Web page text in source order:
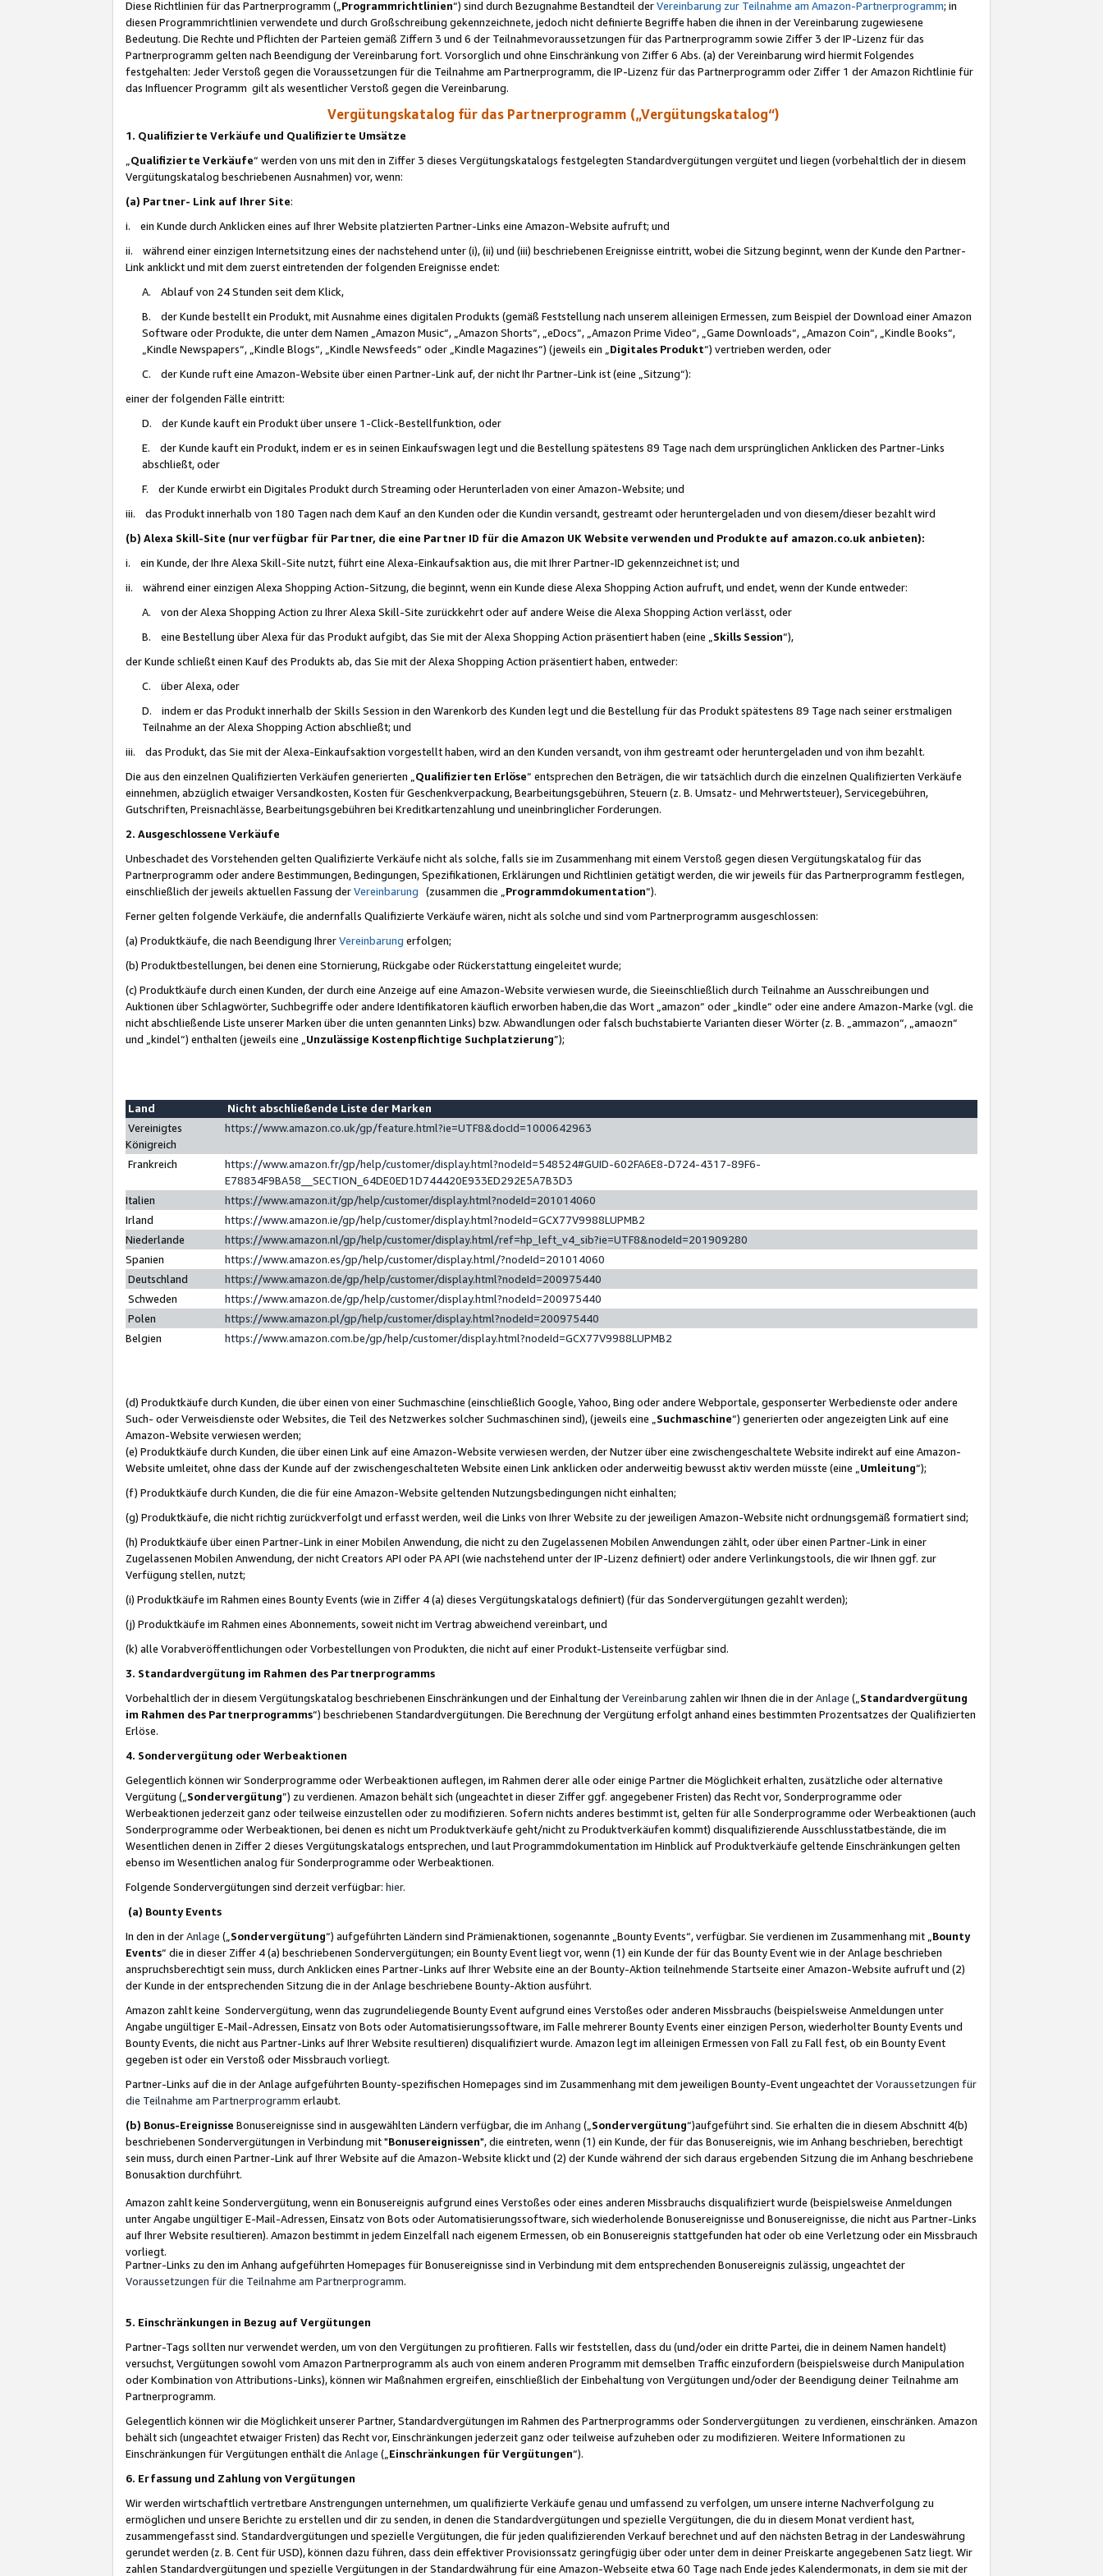
Diese Richtlinien für das Partnerprogramm („Programmrichtlinien“) sind durch Bezugnahme Bestandteil derVereinbarung zur Teilnahme am Amazon-Partnerprogramm; in
diesen Programmrichtlinien verwendete und durch Großschreibung gekennzeichnete, jedoch nicht definierte Begriffe haben die ihnen in der Vereinbarung zugewiesene
Bedeutung. Die Rechte und Pflichten der Parteien gemäß Ziffern 3 und 6 der Teilnahmevoraussetzungen für das Partnerprogramm sowie Ziffer 3 der IP-Lizenz für das
Partnerprogramm gelten nach Beendigung der Vereinbarung fort. Vorsorglich und ohne Einschränkung von Ziffer 6 Abs. (a) der Vereinbarung wird hiermit Folgendes
festgehalten: Jeder Verstoß gegen die Voraussetzungen für die Teilnahme am Partnerprogramm, die IP-Lizenz für das Partnerprogramm oder Ziffer 1 der Amazon Richtlinie für
das Influencer Programm gilt als wesentlicher Verstoß gegen die Vereinbarung.
Vergütungskatalog für das Partnerprogramm („Vergütungskatalog“)
1. Qualifizierte Verkäufe und Qualifizierte Umsätze
Qualifizierte Verkäufe“ werden von uns mit den in Ziffer 3 dieses Vergütungskatalogs festgelegten Standardvergütungen vergütet und liegen (vorbehaltlich der in diesem
Vergütungskatalog beschriebenen Ausnahmen) vor, wenn:
(a) Partner- Link auf Ihrer Site:
i. ein Kunde durch Anklicken eines auf Ihrer Website platzierten Partner-Links eine Amazon-Website aufruft; und
ii. während einer einzigen Internetsitzung eines der nachstehend unter (i), (ii) und (iii) beschriebenen Ereignisse eintritt, wobei die Sitzung beginnt, wenn der Kunde den Partner-
Link anklickt und mit dem zuerst eintretenden der folgenden Ereignisse endet:
A. Ablauf von 24 Stunden seit dem Klick,
B. der Kunde bestellt ein Produkt, mit Ausnahme eines digitalen Produkts (gemäß Feststellung nach unserem alleinigen Ermessen, zum Beispiel der Download einer Amazon
Software oder Produkte, die unter dem Namen „Amazon Music“, „Amazon Shorts“, „eDocs“, „Amazon Prime Video“, „Game Downloads“, „Amazon Coin“, „Kindle Books“,
„Kindle Newspapers“, „Kindle Blogs“, „Kindle Newsfeeds“ oder „Kindle Magazines“) (jeweils ein „ Digitales Produkt“) vertrieben werden, oder
C. der Kunde ruft eine Amazon-Website über einen Partner-Link auf, der nicht Ihr Partner-Link ist (eine „Sitzung“):
einer der folgenden Fälle eintritt:
D. der Kunde kauft ein Produkt über unsere 1-Click-Bestellfunktion, oder
E. der Kunde kauft ein Produkt, indem er es in seinen Einkaufswagen legt und die Bestellung spätestens 89 Tage nach dem ursprünglichen Anklicken des Partner-Links
abschließt, oder
F. der Kunde erwirbt ein Digitales Produkt durch Streaming oder Herunterladen von einer Amazon-Website; und
iii. das Produkt innerhalb von 180 Tagen nach dem Kauf an den Kunden oder die Kundin versandt, gestreamt oder heruntergeladen und von diesem/dieser bezahlt wird
(b) Alexa Skill-Site (nur verfügbar für Partner, die eine Partner ID für die Amazon UK Website verwenden und Produkte auf amazon.co.uk anbieten):
i. ein Kunde, der Ihre Alexa Skill-Site nutzt, führt eine Alexa-Einkaufsaktion aus, die mit Ihrer Partner-ID gekennzeichnet ist; und
ii. während einer einzigen Alexa Shopping Action-Sitzung, die beginnt, wenn ein Kunde diese Alexa Shopping Action aufruft, und endet, wenn der Kunde entweder:
A. von der Alexa Shopping Action zu Ihrer Alexa Skill-Site zurückkehrt oder auf andere Weise die Alexa Shopping Action verlässt, oder
B. eine Bestellung über Alexa für das Produkt aufgibt, das Sie mit der Alexa Shopping Action präsentiert haben (eine „ Skills Session“),
der Kunde schließt einen Kauf des Produkts ab, das Sie mit der Alexa Shopping Action präsentiert haben, entweder:
C. über Alexa, oder
D. indem er das Produkt innerhalb der Skills Session in den Warenkorb des Kunden legt und die Bestellung für das Produkt spätestens 89 Tage nach seiner erstmaligen
Teilnahme an der Alexa Shopping Action abschließt; und
iii. das Produkt, das Sie mit der Alexa-Einkaufsaktion vorgestellt haben, wird an den Kunden versandt, von ihm gestreamt oder heruntergeladen und von ihm bezahlt.
Die aus den einzelnen Qualifizierten Verkäufen generierten „ Qualifizierten Erlöse“ entsprechen den Beträgen, die wir tatsächlich durch die einzelnen Qualifizierten Verkäufe
einnehmen, abzüglich etwaiger Versandkosten, Kosten für Geschenkverpackung, Bearbeitungsgebühren, Steuern (z. B. Umsatz- und Mehrwertsteuer), Servicegebühren,
Gutschriften, Preisnachlässe, Bearbeitungsgebühren bei Kreditkartenzahlung und uneinbringlicher Forderungen.
2. Ausgeschlossene Verkäufe
Unbeschadet des Vorstehenden gelten Qualifizierte Verkäufe nicht als solche, falls sie im Zusammenhang mit einem Verstoß gegen diesen Vergütungskatalog für das
Partnerprogramm oder andere Bestimmungen, Bedingungen, Spezifikationen, Erklärungen und Richtlinien getätigt werden, die wir jeweils für das Partnerprogramm festlegen,
einschließlich der jeweils aktuellen Fassung derVereinbarung (zusammen die „ Programmdokumentation“).
Ferner gelten folgende Verkäufe, die andernfalls Qualifizierte Verkäufe wären, nicht als solche und sind vom Partnerprogramm ausgeschlossen:
(a) Produktkäufe, die nach Beendigung IhrerVereinbarung erfolgen;
(b) Produktbestellungen, bei denen eine Stornierung, Rückgabe oder Rückerstattung eingeleitet wurde;
(c) Produktkäufe durch einen Kunden, der durch eine Anzeige auf eine Amazon-Website verwiesen wurde, die Sieeinschließlich durch Teilnahme an Ausschreibungen und
Auktionen über Schlagwörter, Suchbegriffe oder andere Identifikatoren käuflich erworben haben,die das Wort „amazon“ oder „kindle“ oder eine andere Amazon-Marke (vgl. die
nicht abschließende Liste unserer Marken über die unten genannten Links) bzw. Abwandlungen oder falsch buchstabierte Varianten dieser Wörter (z. B. „ammazon“, „amaozn“
und „kindel“) enthalten (jeweils eine „ Unzulässige Kostenpflichtige Suchplatzierung”);
Land
Nicht abschließende Liste der Marken
Vereinigtes
Königreich
https://www.amazon.co.uk/gp/feature.html?ie=UTF8&docId=1000642963
Frankreich
https://www.amazon.fr/gp/help/customer/display.html?nodeId=548524#GUID-602FA6E8-D724-4317-89F6-
E78834F9BA58__SECTION_64DE0ED1D744420E933ED292E5A7B3D3
Italien
https://www.amazon.it/gp/help/customer/display.html?nodeId=201014060
Irland
https://www.amazon.ie/gp/help/customer/display.html?nodeId=GCX77V9988LUPMB2
Niederlande
https://www.amazon.nl/gp/help/customer/display.html/ref=hp_left_v4_sib?ie=UTF8&nodeId=201909280
Spanien
https://www.amazon.es/gp/help/customer/display.html/?nodeId=201014060
Deutschland
https://www.amazon.de/gp/help/customer/display.html?nodeId=200975440
Schweden
https://www.amazon.de/gp/help/customer/display.html?nodeId=200975440
Polen
https://www.amazon.pl/gp/help/customer/display.html?nodeId=200975440
Belgien
https://www.amazon.com.be/gp/help/customer/display.html?nodeId=GCX77V9988LUPMB2
(d) Produktkäufe durch Kunden, die über einen von einer Suchmaschine (einschließlich Google, Yahoo, Bing oder andere Webportale, gesponserter Werbedienste oder andere
Such- oder Verweisdienste oder Websites, die Teil des Netzwerkes solcher Suchmaschinen sind), (jeweils eine „ Suchmaschine“) generierten oder angezeigten Link auf eine
Amazon-Website verwiesen werden;
(e) Produktkäufe durch Kunden, die über einen Link auf eine Amazon-Website verwiesen werden, der Nutzer über eine zwischengeschaltete Website indirekt auf eine Amazon-
Website umleitet, ohne dass der Kunde auf der zwischengeschalteten Website einen Link anklicken oder anderweitig bewusst aktiv werden müsste (eine „ Umleitung“);
(f) Produktkäufe durch Kunden, die die für eine Amazon-Website geltenden Nutzungsbedingungen nicht einhalten;
(g) Produktkäufe, die nicht richtig zurückverfolgt und erfasst werden, weil die Links von Ihrer Website zu der jeweiligen Amazon-Website nicht ordnungsgemäß formatiert sind;
(h) Produktkäufe über einen Partner-Link in einer Mobilen Anwendung, die nicht zu den Zugelassenen Mobilen Anwendungen zählt, oder über einen Partner-Link in einer
Zugelassenen Mobilen Anwendung, der nicht Creators API oder PA API (wie nachstehend unter der IP-Lizenz definiert) oder andere Verlinkungstools, die wir Ihnen ggf. zur
Verfügung stellen, nutzt;
(i) Produktkäufe im Rahmen eines Bounty Events (wie in Ziffer 4 (a) dieses Vergütungskatalogs definiert) (für das Sondervergütungen gezahlt werden);
(j) Produktkäufe im Rahmen eines Abonnements, soweit nicht im Vertrag abweichend vereinbart, und
(k) alle Vorabveröffentlichungen oder Vorbestellungen von Produkten, die nicht auf einer Produkt-Listenseite verfügbar sind.
3. Standardvergütung im Rahmen des Partnerprogramms
Vorbehaltlich der in diesem Vergütungskatalog beschriebenen Einschränkungen und der Einhaltung derVereinbarung zahlen wir Ihnen die in derAnlage („ Standardvergütung
im Rahmen des Partnerprogramms“) beschriebenen Standardvergütungen. Die Berechnung der Vergütung erfolgt anhand eines bestimmten Prozentsatzes der Qualifizierten
Erlöse.
4. Sondervergütung oder Werbeaktionen
Gelegentlich können wir Sonderprogramme oder Werbeaktionen auflegen, im Rahmen derer alle oder einige Partner die Möglichkeit erhalten, zusätzliche oder alternative
Vergütung („ Sondervergütung”) zu verdienen. Amazon behält sich (ungeachtet in dieser Ziffer ggf. angegebener Fristen) das Recht vor, Sonderprogramme oder
Werbeaktionen jederzeit ganz oder teilweise einzustellen oder zu modifizieren. Sofern nichts anderes bestimmt ist, gelten für alle Sonderprogramme oder Werbeaktionen (auch
Sonderprogramme oder Werbeaktionen, bei denen es nicht um Produktverkäufe geht/nicht zu Produktverkäufen kommt) disqualifizierende Ausschlusstatbestände, die im
Wesentlichen denen in Ziffer 2 dieses Vergütungskatalogs entsprechen, und laut Programmdokumentation im Hinblick auf Produktverkäufe geltende Einschränkungen gelten
ebenso im Wesentlichen analog für Sonderprogramme oder Werbeaktionen.
Folgende Sondervergütungen sind derzeit verfügbar: hier.
(a) Bounty Events
In den in derAnlage („ Sondervergütung“) aufgeführten Ländern sind Prämienaktionen, sogenannte „Bounty Events“, verfügbar. Sie verdienen im Zusammenhang mit „ Bounty
Events“ die in dieser Ziffer 4 (a) beschriebenen Sondervergütungen; ein Bounty Event liegt vor, wenn (1) ein Kunde der für das Bounty Event wie in der Anlage beschrieben
anspruchsberechtigt sein muss, durch Anklicken eines Partner-Links auf Ihrer Website eine an der Bounty-Aktion teilnehmende Startseite einer Amazon-Website aufruft und (2)
der Kunde in der entsprechenden Sitzung die in der Anlage beschriebene Bounty-Aktion ausführt.
Amazon zahlt keine Sondervergütung, wenn das zugrundeliegende Bounty Event aufgrund eines Verstoßes oder anderen Missbrauchs (beispielsweise Anmeldungen unter
Angabe ungültiger E-Mail-Adressen, Einsatz von Bots oder Automatisierungssoftware, im Falle mehrerer Bounty Events einer einzigen Person, wiederholter Bounty Events und
Bounty Events, die nicht aus Partner-Links auf Ihrer Website resultieren) disqualifiziert wurde. Amazon legt im alleinigen Ermessen von Fall zu Fall fest, ob ein Bounty Event
gegeben ist oder ein Verstoß oder Missbrauch vorliegt.
Partner-Links auf die in der Anlage aufgeführten Bounty-spezifischen Homepages sind im Zusammenhang mit dem jeweiligen Bounty-Event ungeachtet derVoraussetzungen für
die Teilnahme am Partnerprogramm erlaubt.
(b) Bonus-Ereignisse Bonusereignisse sind in ausgewählten Ländern verfügbar, die im Anhang („ Sondervergütung“)aufgeführt sind. Sie erhalten die in diesem Abschnitt 4(b)
beschriebenen Sondervergütungen in Verbindung mit "Bonusereignissen", die eintreten, wenn (1) ein Kunde, der für das Bonusereignis, wie im Anhang beschrieben, berechtigt
sein muss, durch einen Partner-Link auf Ihrer Website auf die Amazon-Website klickt und (2) der Kunde während der sich daraus ergebenden Sitzung die im Anhang beschriebene
Bonusaktion durchführt.
Amazon zahlt keine Sondervergütung, wenn ein Bonusereignis aufgrund eines Verstoßes oder eines anderen Missbrauchs disqualifiziert wurde (beispielsweise Anmeldungen
unter Angabe ungültiger E-Mail-Adressen, Einsatz von Bots oder Automatisierungssoftware, sich wiederholende Bonusereignisse und Bonusereignisse, die nicht aus Partner-Links
auf Ihrer Website resultieren). Amazon bestimmt in jedem Einzelfall nach eigenem Ermessen, ob ein Bonusereignis stattgefunden hat oder ob eine Verletzung oder ein Missbrauch
vorliegt.
Partner-Links zu den im Anhang aufgeführten Homepages für Bonusereignisse sind in Verbindung mit dem entsprechenden Bonusereignis zulässig, ungeachtet der
Voraussetzungen für die Teilnahme am Partnerprogramm.
5. Einschränkungen in Bezug auf Vergütungen
Partner-Tags sollten nur verwendet werden, um von den Vergütungen zu profitieren. Falls wir feststellen, dass du (und/oder ein dritte Partei, die in deinem Namen handelt)
versuchst, Vergütungen sowohl vom Amazon Partnerprogramm als auch von einem anderen Programm mit demselben Traffic einzufordern (beispielsweise durch Manipulation
oder Kombination von Attributions-Links), können wir Maßnahmen ergreifen, einschließlich der Einbehaltung von Vergütungen und/oder der Beendigung deiner Teilnahme am
Partnerprogramm.
Gelegentlich können wir die Möglichkeit unserer Partner, Standardvergütungen im Rahmen des Partnerprogramms oder Sondervergütungen zu verdienen, einschränken. Amazon
behält sich (ungeachtet etwaiger Fristen) das Recht vor, Einschränkungen jederzeit ganz oder teilweise aufzuheben oder zu modifizieren. Weitere Informationen zu
Einschränkungen für Vergütungen enthält die Anlage („ Einschränkungen für Vergütungen“).
6. Erfassung und Zahlung von Vergütungen
Wir werden wirtschaftlich vertretbare Anstrengungen unternehmen, um qualifizierte Verkäufe genau und umfassend zu verfolgen, um unsere interne Nachverfolgung zu
ermöglichen und unsere Berichte zu erstellen und dir zu senden, in denen die Standardvergütungen und spezielle Vergütungen, die du in diesem Monat verdient hast,
zusammengefasst sind. Standardvergütungen und spezielle Vergütungen, die für jeden qualifizierenden Verkauf berechnet und auf den nächsten Betrag in der Landeswährung
gerundet werden (z. B. Cent für USD), können dazu führen, dass dein effektiver Provisionssatz geringfügig über oder unter dem in deiner Preiskarte angegebenen Satz liegt. Wir
zahlen Standardvergütungen und spezielle Vergütungen in der Standardwährung für eine Amazon-Webseite etwa 60 Tage nach Ende jedes Kalendermonats, in dem sie mit der